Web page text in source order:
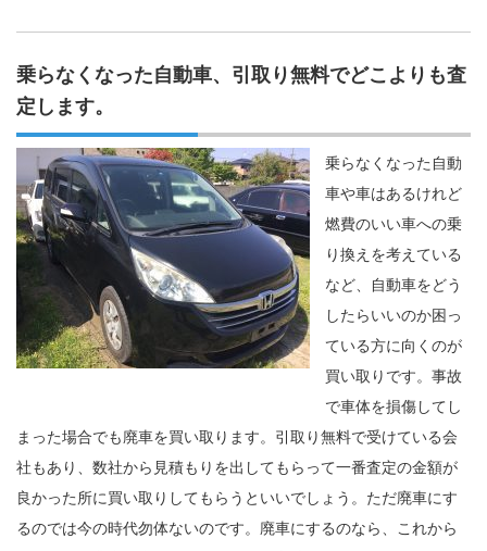
乗らなくなった自動車、引取り無料でどこよりも査
定します。
乗らなくなった自動
車や車はあるけれど
燃費のいい車への乗
り換えを考えている
など、自動車をどう
したらいいのか困っ
ている方に向くのが
買い取りです。事故
で車体を損傷してし
まった場合でも廃車を買い取ります。引取り無料で受けている会
社もあり、数社から見積もりを出してもらって一番査定の金額が
良かった所に買い取りしてもらうといいでしょう。ただ廃車にす
るのでは今の時代勿体ないのです。廃車にするのなら、これから